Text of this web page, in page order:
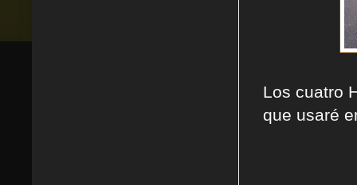
Los cuatro
que usaré